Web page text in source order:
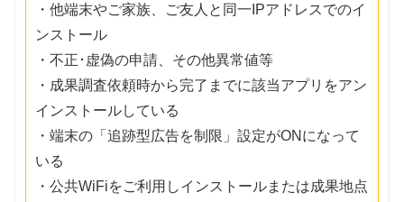
・他端末やご家族、ご友人と同一IPアドレスでのイ
ンストール
・不正･虚偽の申請、その他異常値等
・成果調査依頼時から完了までに該当アプリをアン
インストールしている
・端末の「追跡型広告を制限」設定がONになって
いる
・公共WiFiをご利用しインストールまたは成果地点